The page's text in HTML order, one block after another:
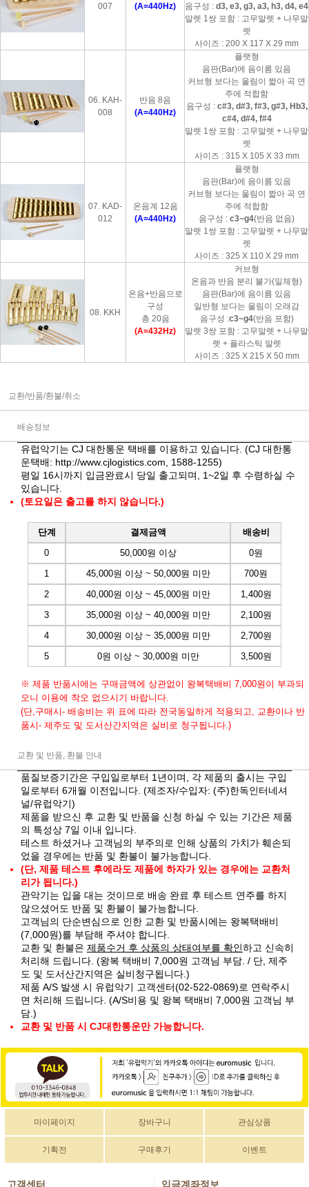
007
(A=440Hz)
음구성 : d3, e3, g3, a3, h3, d4, e4
말렛 1쌍 포함 : 고무말렛 + 나무말
렛
사이즈 : 200 X 117 X 29 mm
06. KAH-
008
반음 8음
(A=440Hz)
플랫형
음판(Bar)에 음이름 있음
커브형 보다는 울림이 짧아 곡 연
주에 적합함
음구성 : c#3, d#3, f#3, g#3, Hb3,
c#4, d#4, f#4
말렛 1쌍 포함 : 고무말렛 + 나무말
렛
사이즈 : 315 X 105 X 33 mm
07. KAD-
012
온음계 12음
(A=440Hz)
플랫형
음판(Bar)에 음이름 있음
커브형 보다는 울림이 짧아 곡 연
주에 적합함
음구성 : c3~g4(반음 없음)
말렛 1쌍 포함 : 고무말렛 + 나무말
렛
사이즈 : 325 X 110 X 29 mm
08. KKH
온음+반음으로
구성
총 20음
(A=432Hz)
커브형
온음과 반음 분리 불가(일체형)
음판(Bar)에 음이름 있음
일반형 보다는 울림이 오래감
음구성 :c3~g4(반음 포함)
말렛 3쌍 포함 : 고무말렛 + 나무말
렛 + 플라스틱 말렛
사이즈 : 325 X 215 X 50 mm
교환/반품/환불/취소
배송정보
유럽악기는 CJ 대한통운 택배를 이용하고 있습니다. (CJ 대한통
운택배: http://www.cjlogistics.com , 1588-1255)
평일 16시까지 입금완료시 당일 출고되며, 1~2일 후 수령하실 수
있습니다.
(토요일은 출고를 하지 않습니다.)
단계 결제금액
배송비
0
50,000원 이상
0원
1
45,000원 이상 ~ 50,000원 미만
700원
2
40,000원 이상 ~ 45,000원 미만
1,400원
3
35,000원 이상 ~ 40,000원 미만
2,100원
4
30,000원 이상 ~ 35,000원 미만
2,700원
5
0원 이상 ~ 30,000원 미만 3,500원
※ 제품 반품시에는 구매금액에 상관없이 왕복택배비 7,000원이 부과되
오니 이용에 착오 없으시기 바랍니다.
(단,구매시- 배송비는 위 표에 따라 전국동일하게 적용되고, 교환이나 반
품시- 제주도 및 도서산간지역은 실비로 청구됩니다.)
교환 및 반품, 환불 안내
품질보증기간은 구입일로부터 1년이며, 각 제품의 출시는 구입
일로부터 6개월 이전입니다. (제조자/수입자: (주)한독인터네셔
널/유럽악기)
제품을 받으신 후 교환 및 반품을 신청 하실 수 있는 기간은 제품
의 특성상 7일 이내 입니다.
테스트 하셨거나 고객님의 부주의로 인해 상품의 가치가 훼손되
었을 경우에는 반품 및 환불이 불가능합니다.
(단, 제품 테스트 후에라도 제품에 하자가 있는 경우에는 교환처
리가 됩니다.)
관악기는 입을 대는 것이므로 배송 완료 후 테스트 연주를 하지
않으셨어도 반품 및 환불이 불가능합니다.
고객님의 단순변심으로 인한 교환 및 반품시에는 왕복택배비
(7,000원)를 부담해 주셔야 합니다.
교환 및 환불은 제품수거 후 상품의 상태여부를 확인하고 신속히
처리해 드립니다. (왕복 택배비 7,000원 고객님 부담. / 단, 제주
도 및 도서산간지역은 실비청구됩니다.)
제품 A/S 발생 시 유럽악기 고객센터(02-522-0869)로 연락주시
면 처리해 드립니다. (A/S비용 및 왕복 택배비 7,000원 고객님 부
담.)
교환 및 반품 시 CJ대한통운만 가능합니다.
마이페이지 장바구니 관심상품
기획전 구매후기 이벤트
고객센터 입금계좌정보